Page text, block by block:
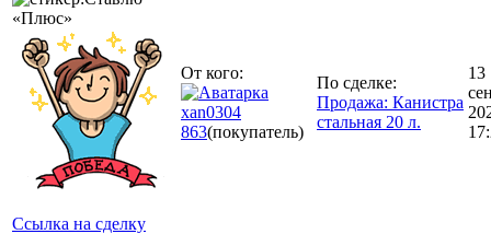
Ссылка на сделку
От кого:
xan0304
863(покупатель)
По сделке:
Продажа: Канистра
стальная 20 л.
13